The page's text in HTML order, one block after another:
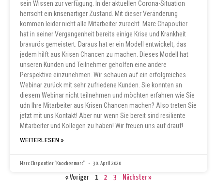
sein Wissen zur verfügung. In der aktuellen Corona-Situation
herrscht ein krisenartiger Zustand. Mit dieser Veränderung
kommen leider nicht alle Mitarbeiter zurecht. Marc Chapoutier
hat in seiner Vergangenheit bereits einige Krise und Krankheit
bravurös gemeistert. Daraus hat er ein Modell entwickelt, das
jedem hilft aus Krisen Chancen zu machen. Dieses Modell hat
unseren Kunden und Teilnehmer geholfen eine andere
Perspektive einzunehmen. Wir schauen auf ein erfolgreiches
Webinar zurück mit sehr zufriedene Kunden. Sie konnten an
diesem Webinar nicht teilnehmen und möchten erfahren wie Sie
udn Ihre Mitarbeiter aus Krisen Chancen machen? Also treten Sie
jetzt mit uns Kontakt! Aber nur wenn Sie bereit sind resiliente
Mitarbeiter und Kollegen zu haben! Wir freuen uns auf drauf!
WEITERLESEN »
Marc Chapoutier "Knochenmarc" 30. April 2020
« Voriger 1 2 3 Nächster »